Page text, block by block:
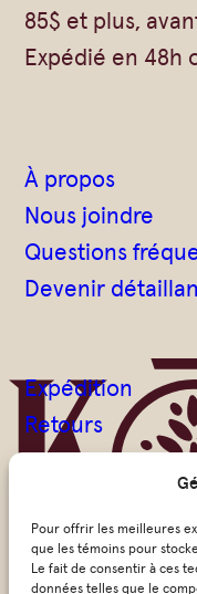
Pour offrir les meilleures
que les témoins pour
Le fait de consentir à ces
données telles que le
85$ et plus,
Expédié en 48h
À propos
Nous joindre
Questions
Devenir
Expédition
Retours
Termes et
Politique de